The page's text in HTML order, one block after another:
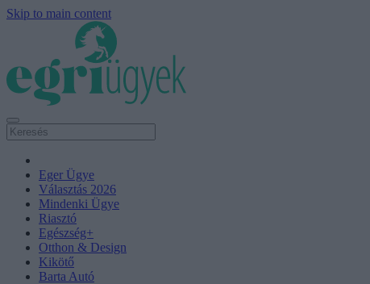
Skip to main content
Eger Ügye
Választás 2026
Mindenki Ügye
Riasztó
Egészség+
Otthon & Design
Kikötő
Barta Autó